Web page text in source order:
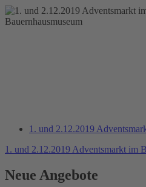
1. und 2.12.2019
1. und 2.12.2019 Adventsmarkt im
Neue Angebote